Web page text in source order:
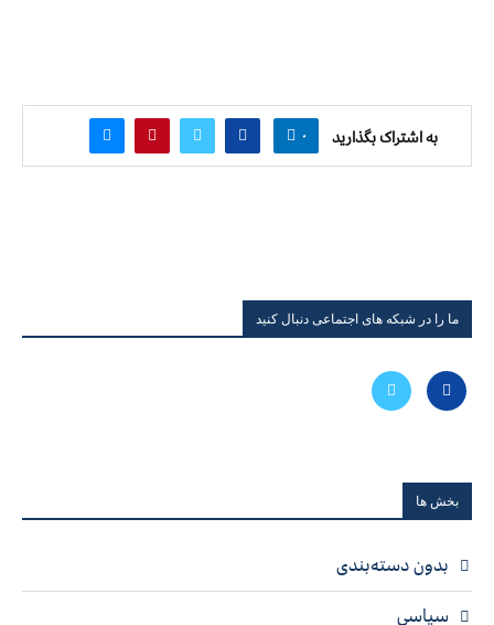
به اشتراک بگذارید ۰
ما را در شبکه های اجتماعی دنبال کنید
بخش ها
بدون دسته‌بندی
سیاسی